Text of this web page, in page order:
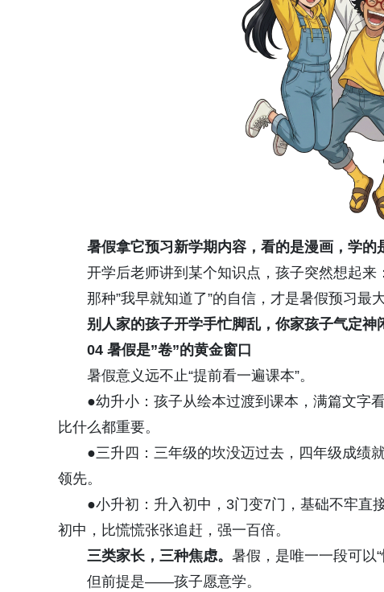
暑假拿它预习新学期内容，看的是漫画，学的
开学后老师讲到某个知识点，孩子突然想起来
那种”我早就知道了”的自信，才是暑假预习最
别人家的孩子开学手忙脚乱，你家孩子气定
04 暑假是”卷”的黄金窗口
暑假意义远不止“提前看一遍课本”。
●幼升小：孩子从绘本过渡到课本，满篇文
比什么都重要。
●三升四：三年级的坎没迈过去，四年级成
领先。
●小升初：升入初中，3门变7门，基础不牢
初中，比慌慌张张追赶，强一百倍。
三类家长，三种焦虑。 暑假，是唯一一段可以
但前提是——孩子愿意学。